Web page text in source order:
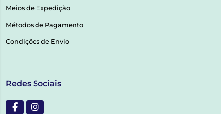
Meios de Expedição
Métodos de Pagamento
Condições de Envio
Redes Sociais